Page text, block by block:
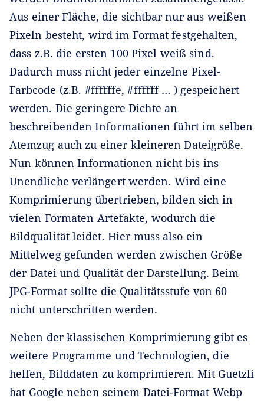
Aus einer Fläche, die sichtbar nur aus weißen
Pixeln besteht, wird im Format festgehalten,
dass z.B. die ersten 100 Pixel weiß sind.
Dadurch muss nicht jeder einzelne Pixel-
Farbcode (z.B. #ffffffe, #ffffff … ) gespeichert
werden. Die geringere Dichte an
beschreibenden Informationen führt im selben
Atemzug auch zu einer kleineren Dateigröße.
Nun können Informationen nicht bis ins
Unendliche verlängert werden. Wird eine
Komprimierung übertrieben, bilden sich in
vielen Formaten Artefakte, wodurch die
Bildqualität leidet. Hier muss also ein
Mittelweg gefunden werden zwischen Größe
der Datei und Qualität der Darstellung. Beim
JPG-Format sollte die Qualitätsstufe von 60
nicht unterschritten werden.
Neben der klassischen Komprimierung gibt es
weitere Programme und Technologien, die
helfen, Bilddaten zu komprimieren. Mit Guetzli
hat Google neben seinem Datei-Format Webp